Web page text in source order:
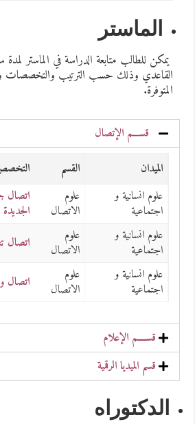
الماستر
يمكن للطالب متابعة الدراسة في الماستر لمدة
القاعدي وذلك حسب الترتيب والتخصصات
المتوفرة.
قســـم الإتصال
الميدان
القسم
علوم انسانية و
اجتماعية
علوم
الاتصال
اتصال
الجديدة
علوم انسانية و
اجتماعية
علوم
الاتصال
اتصال
علوم انسانية و
اجتماعية
علوم
الاتصال اتصال
قســــم الإعلام
قسم الميديا الرقمية
الدكتوراه